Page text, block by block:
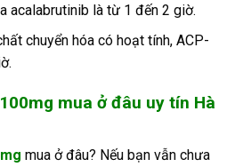
acalabrutinib là từ 1 đến 2 giờ.
chuyển hóa có hoạt tính, ACP-
mua ở đâu uy tín Hà
mua ở đâu? Nếu bạn vẫn chưa